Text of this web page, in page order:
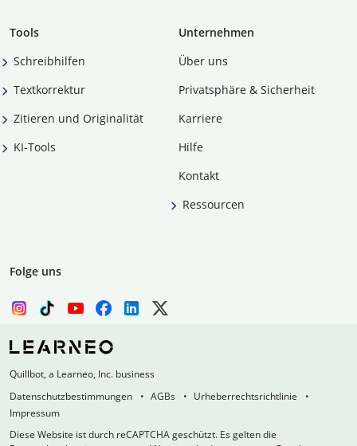
Tools
Schreibhilfen
Textkorrektur
Zitieren und Originalität
KI-Tools
Unternehmen
Über uns
Privatsphäre & Sicherheit
Karriere
Hilfe
Kontakt
Ressourcen
Folge uns
Quillbot, a Learneo, Inc. business
Datenschutzbestimmungen
AGBs
Urheberrechtsrichtlinie
Impressum
Diese Website ist durch reCAPTCHA geschützt. Es gelten die